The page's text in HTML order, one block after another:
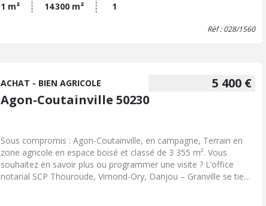
1 m² 14 300 m² 1
Réf : 028/1560
5 400 €
ACHAT - BIEN AGRICOLE
Agon-Coutainville 50230
Sous compromis : Agon-Coutainville, en campagne, Terrain en
zone agricole en espace boisé et classé de 3 355 m². Vous
souhaitez en savoir plus ou programmer une visite ? L’office
notarial SCP Thouroude, Vimond-Ory, Danjou – Granville se tient